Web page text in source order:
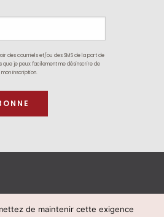
des courriels et/ou des SMS de la part de
que je peux facilement me désinscrire de
inscription.
de maintenir cette exigence